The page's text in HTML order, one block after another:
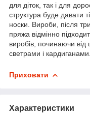
для діток, так і для
структура буде давати
носки. Вироби, після
пряжа відмінно
виробів, починаючи від
светрами і кардиганами.
Приховати
Характеристики